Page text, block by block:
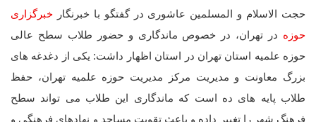
حجت الاسلام و المسلمین عاشوری در گفتگو با خبرنگار خبرگزاری
حوزه در تهران، در خصوص ماندگاری و حضور طلاب سطح عالی
حوزه علمیه استان تهران در استان اظهار داشت: یکی از دغدغه های
بزرگ معاونت و مدیریت مرکز مدیریت حوزه علمیه تهران، حفظ
طلاب پایه های ده است که ماندگاری این طلاب می تواند سطح
فرهنگ شهر را تغییر داده و باعث تقویت مساجد و نهادهای فرهنگی و